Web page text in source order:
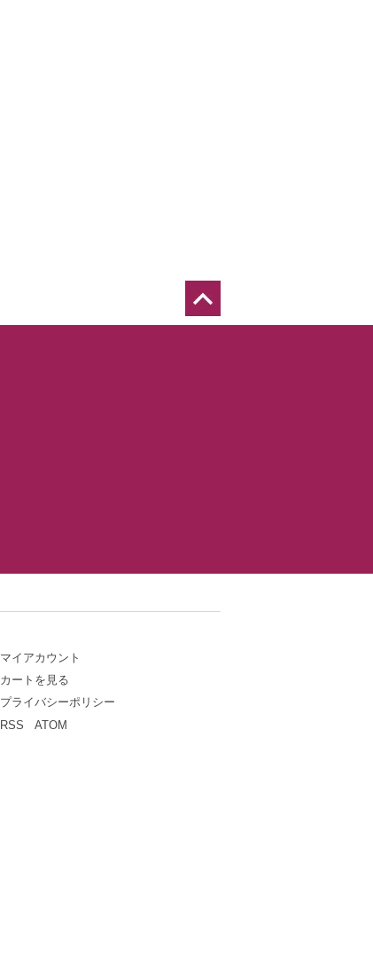
マイアカウント
カートを見る
プライバシーポリシー
RSS
ATOM